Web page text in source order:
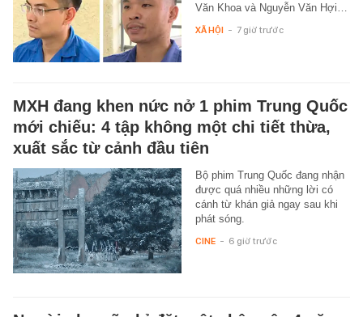
Văn Khoa và Nguyễn Văn Hợi…
XÃ HỘI - 7 giờ trước
MXH đang khen nức nở 1 phim Trung Quốc
mới chiếu: 4 tập không một chi tiết thừa,
xuất sắc từ cảnh đầu tiên
Bộ phim Trung Quốc đang nhận
được quá nhiều những lời có
cánh từ khán giả ngay sau khi
phát sóng.
CINE - 6 giờ trước